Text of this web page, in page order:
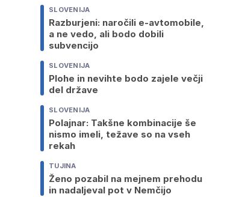
SLOVENIJA
Razburjeni: naročili e-avtomobile,
a ne vedo, ali bodo dobili
subvencijo
SLOVENIJA
Plohe in nevihte bodo zajele večji
del države
SLOVENIJA
Polajnar: Takšne kombinacije še
nismo imeli, težave so na vseh
rekah
TUJINA
Ženo pozabil na mejnem prehodu
in nadaljeval pot v Nemčijo